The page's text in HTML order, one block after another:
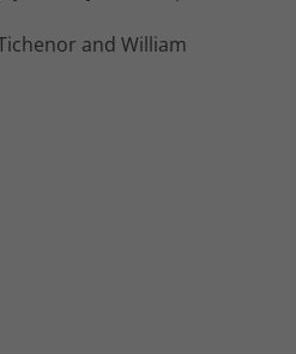
and William